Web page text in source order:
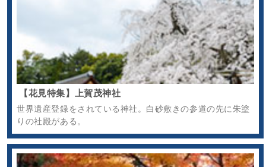
【花見特集】上賀茂神社
世界遺産登録をされている神社。白砂敷きの参道の先に朱塗
りの社殿がある。